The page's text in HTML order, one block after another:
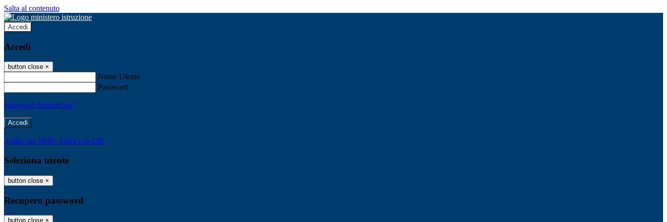
Salta al contenuto
Accedi
Accedi
button close ×
Nome Utente
Password
Password dimenticata?
-
Entra con SPID Entra con CIE
Seleziona utente
button close ×
Recupero password
button close ×